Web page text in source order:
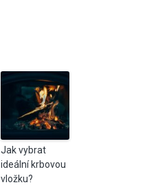
Jak vybrat
ideální krbovou
vložku?